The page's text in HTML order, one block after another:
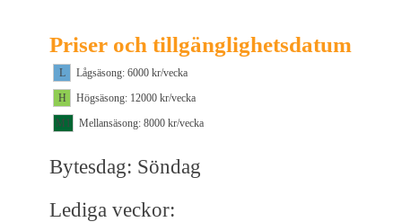
Priser och tillgänglighetsdatum
L
Lågsäsong: 6000 kr/vecka
H
Högsäsong: 12000 kr/vecka
M1
Mellansäsong: 8000 kr/vecka
Bytesdag: Söndag
Lediga veckor: